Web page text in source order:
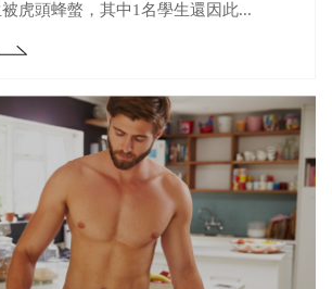
虎頭蜂螫，其中1名學生還因此...